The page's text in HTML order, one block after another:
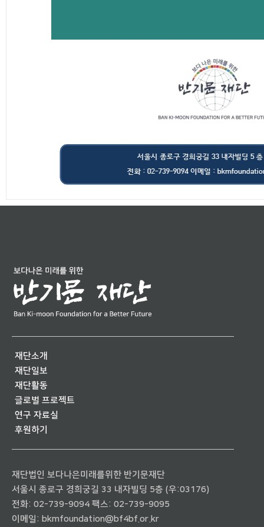
재단소개
재단일보
재단활동
글로벌 프로젝트
연구 자료실
후원하기
재단법인 보다나은미래를위한 반기문재단
서울시 종로구 경희궁길 33 내자빌딩 5층 (우:03176)
전화: 02-739-9094 팩스: 02-739-9095
이메일: bkmfoundation@bf4bf.or.kr